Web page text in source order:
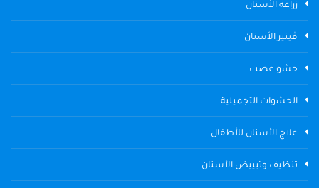
زراعة الأسنان
ڤينير الأسنان
حشو عصب
الحشوات التجميلية
علاج الأسنان للأطفال
تنظيف وتبييض الأسنان